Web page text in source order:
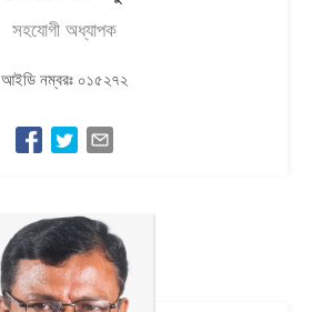
সহযোগী অধ্যাপক
আইডি নম্বরঃ ০১৫২৭২